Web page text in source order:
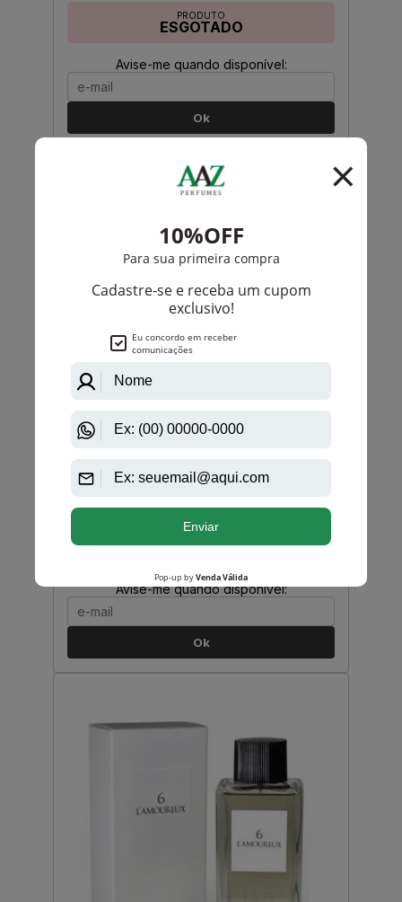
PRODUTO
ESGOTADO
Avise-me quando disponível:
Ok
Voyage De Hermés Eau De Toilette Unissex
Avise-me quando disponível:
Ok